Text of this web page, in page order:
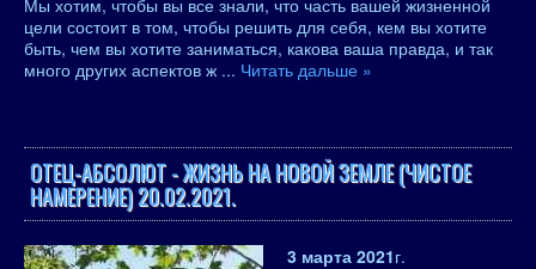
Мы хотим, чтобы вы все знали, что часть вашей жизненной
цели состоит в том, чтобы решить для себя, кем вы хотите
быть, чем вы хотите заниматься, какова ваша правда, и так
много других аспектов ж ... Читать дальше »
ОТЕЦ-АБСОЛЮТ - ЖИЗНЬ НА НОВОЙ ЗЕМЛЕ (ЧИСТОЕ
НАМЕРЕНИЕ) 20.02.2021.
3 марта 2021г.